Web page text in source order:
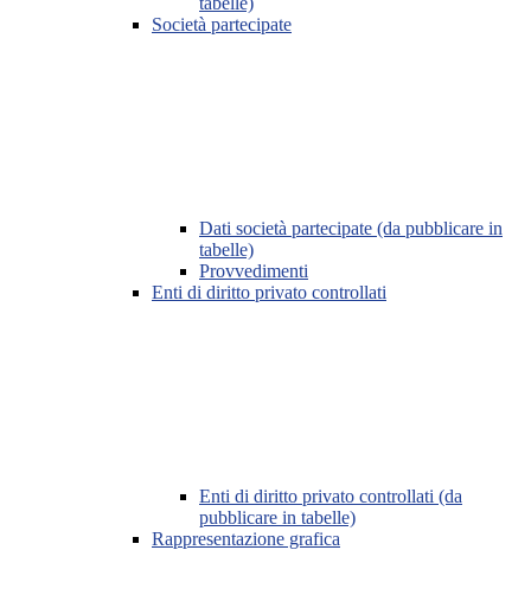
Società partecipate
Dati società partecipate (da pubblicare in
tabelle)
Provvedimenti
Enti di diritto privato controllati
Enti di diritto privato controllati (da
pubblicare in tabelle)
Rappresentazione grafica